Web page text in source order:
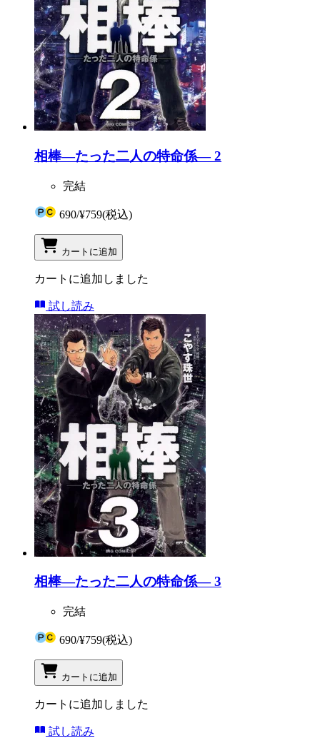
相棒―たった二人の特命係― 2
完結
690/¥759(税込)
カートに追加
カートに追加しました
試し読み
相棒―たった二人の特命係― 3
完結
690/¥759(税込)
カートに追加
カートに追加しました
試し読み